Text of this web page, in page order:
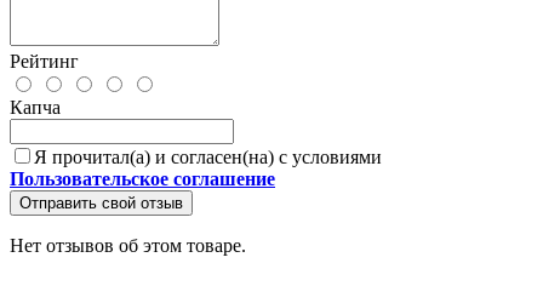
Рейтинг
Капча
Я прочитал(а) и согласен(на) с условиями
Пользовательское соглашение
Отправить свой отзыв
Нет отзывов об этом товаре.